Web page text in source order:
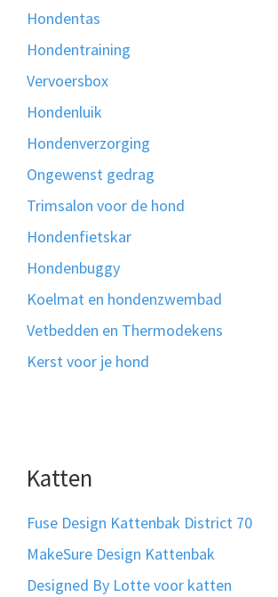
Hondentas
Hondentraining
Vervoersbox
Hondenluik
Hondenverzorging
Ongewenst gedrag
Trimsalon voor de hond
Hondenfietskar
Hondenbuggy
Koelmat en hondenzwembad
Vetbedden en Thermodekens
Kerst voor je hond
Katten
Fuse Design Kattenbak District 70
MakeSure Design Kattenbak
Designed By Lotte voor katten